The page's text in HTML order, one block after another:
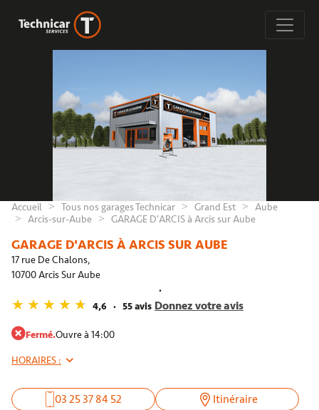
Accueil Tous nos garages Technicar Grand Est
Aube
Arcis-sur-Aube
GARAGE D'ARCIS à Arcis sur Aube
GARAGE D'ARCIS À ARCIS SUR AUBE
17 rue De Chalons,
10700 Arcis Sur Aube
4,6 55 avis Donnez votre avis
Fermé.Ouvre à 14:00
HORAIRES :
03 25 37 84 52
Itinéraire